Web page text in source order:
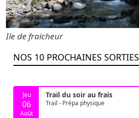
Ile de fraicheur
NOS 10 PROCHAINES SORTIES
Jeu
06
Août
Trail du soir au frais
Trail - Prépa physique